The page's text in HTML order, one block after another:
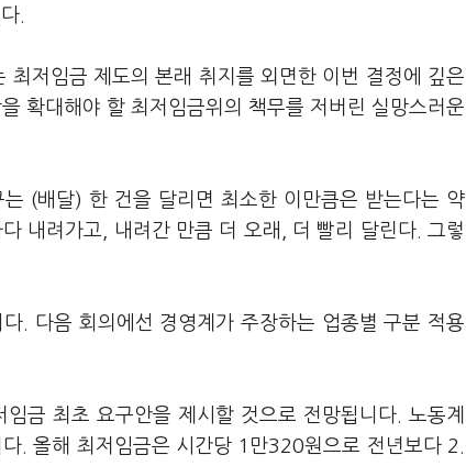
.
저임금 제도의 본래 취지를 외면한 이번 결정에 깊은
확대해야 할 최저임금위의 책무를 저버린 실망스러운
(배달) 한 건을 달리면 최소한 이만큼은 받는다는 약
내려가고, 내려간 만큼 더 오래, 더 빨리 달린다. 그렇
. 다음 회의에선 경영계가 주장하는 업종별 구분 적용
금 최초 요구안을 제시할 것으로 전망됩니다. 노동계
. 올해 최저임금은 시간당 1만320원으로 전년보다 2.